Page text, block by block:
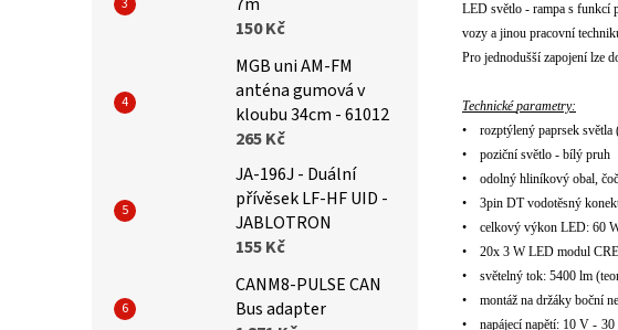
150 Kč
MGB uni AM-FM
anténa gumová v
kloubu 34cm - 61012
265 Kč
JA-196J - Duální
přívěsek LF-HF UID -
JABLOTRON
155 Kč
CANM8-PULSE CAN
Bus adapter
LED světlo - rampa s funkcí
vozy a jinou pracovní
Pro jednodušší zapojení lze
Technicképarametry:
• rozptýlený paprsek světla
• poziční světlo - bílý pruh
• odolný hliníkový obal,
• 3pin DT vodotěsný
• celkový výkon LED: 60
• 20x 3 WLED modul
• světelný tok: 5400 lm
• montáž na držáky boční
• napájecí napětí: 10 V - 30